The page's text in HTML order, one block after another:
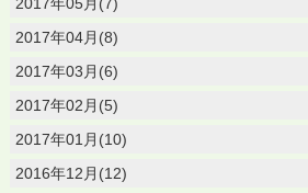
2017年04月(8)
2017年03月(6)
2017年02月(5)
2017年01月(10)
2016年12月(12)